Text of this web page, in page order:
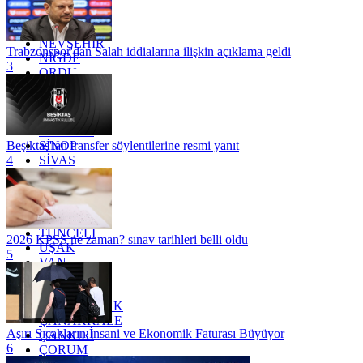
MUĞLA
MUŞ
NEVŞEHİR
NİĞDE
ORDU
OSMANİYE
RİZE
SAKARYA
SİNOP
SİVAS
SİİRT
TEKİRDAĞ
TOKAT
TRABZON
TUNCELİ
UŞAK
VAN
YALOVA
YOZGAT
ZONGULDAK
ÇANAKKALE
ÇANKIRI
ÇORUM
Trabzonspor'dan Salah iddialarına ilişkin açıklama geldi
3
Beşiktaş'tan transfer söylentilerine resmi yanıt
4
2026 KPSS ne zaman? sınav tarihleri belli oldu
5
Aşırı Sıcakların İnsani ve Ekonomik Faturası Büyüyor
6